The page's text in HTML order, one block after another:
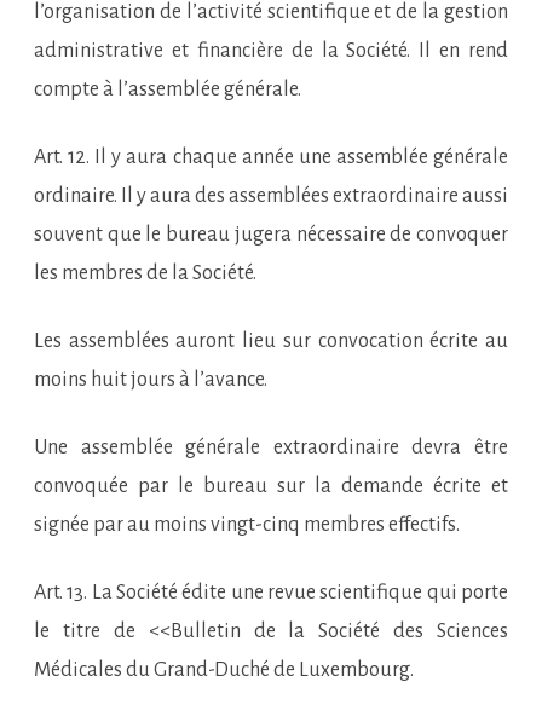
l’organisation de l’activité scientifique et de la gestion
administrative et financière de la Société. Il en rend
compte à l’assemblée générale.
Art. 12. Il y aura chaque année une assemblée générale
ordinaire. Il y aura des assemblées extraordinaire aussi
souvent que le bureau jugera nécessaire de convoquer
les membres de la Société.
Les assemblées auront lieu sur convocation écrite au
moins huit jours à l’avance.
Une assemblée générale extraordinaire devra être
convoquée par le bureau sur la demande écrite et
signée par au moins vingt-cinq membres effectifs.
Art. 13. La Société édite une revue scientifique qui porte
le titre de <<Bulletin de la Société des Sciences
Médicales du Grand-Duché de Luxembourg.